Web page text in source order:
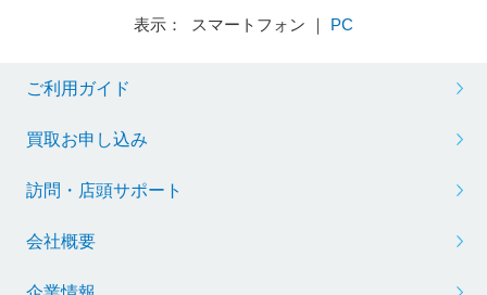
表示： スマートフォン ｜ PC
ご利用ガイド
買取お申し込み
訪問・店頭サポート
会社概要